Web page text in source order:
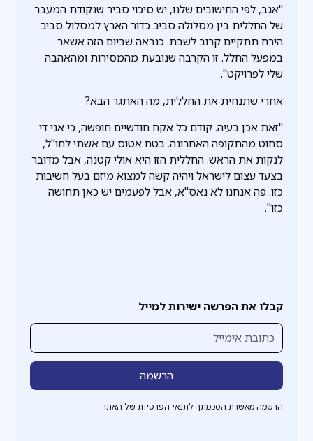
קבלו את הפרשה ישירות למייל
הרשמה מאשרת הסכמתך לתנאי הפרטיות של האתר.
"אגב, לפי החישובים שלנו, יש סיכוי סביר שנקודת המעבר
של החללית בין מסלולה סביב כדור הארץ למסלול סביב
הירח תתקיים קרוב לשבת. כנראה שביום הזה אשאר
במפעל החלל. זו הקרבה שנובעת מהמסירות ומהאהבה
שלי לפרויקט".
אחרי שתנחית את החללית, מה האתגר הבא?
"זאת אכן בעיה. קודם כל אקח חודשיים חופשה, כי אני די
סחוט מהתקופה האחרונה. בטח אטוס עם אשתי לחו"ל,
לנקות את הראש. החללית הזו היא אולי קטנה, אבל מדובר
בצעד עצום לישראל ויהיה קשה למצוא מיזם בעל חשיבות
כזו. פה אנחנו לא נאס"א, אבל לפעמים יש כאן תחושה
כזו".